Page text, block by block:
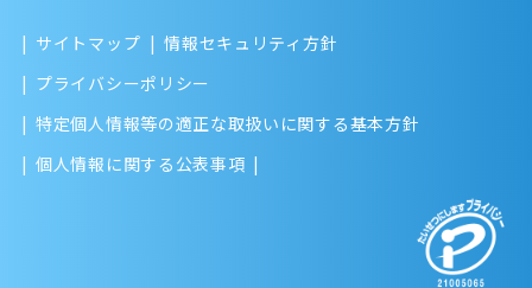
サイトマップ
情報セキュリティ方針
プライバシーポリシー
特定個人情報等の適正な取扱いに関する基本方針
個人情報に関する公表事項